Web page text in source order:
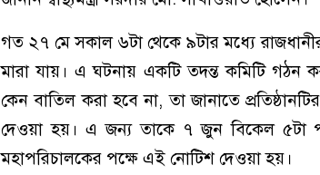
গত ২৭ মে সকাল ৬টা থেকে ৯টার মধ্যে
মারা যায়। এ ঘটনায় একটি তদন্ত কমিটি গঠন
কেন বাতিল করা হবে না, তা জানাতে
দেওয়া হয়। এ জন্য তাকে ৭ জুন বিকেল ৫টা
মহাপরিচালকের পক্ষে এই নোটিশ দেওয়া হয়।